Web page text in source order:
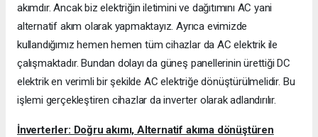
akımdır. Ancak biz elektriğin iletimini ve dağıtımını AC yani
alternatif akım olarak yapmaktayız. Ayrıca evimizde
kullandığımız hemen hemen tüm cihazlar da AC elektrik ile
çalışmaktadır. Bundan dolayı da güneş panellerinin ürettiği DC
elektrik en verimli bir şekilde AC elektriğe dönüştürülmelidir. Bu
işlemi gerçekleştiren cihazlar da inverter olarak adlandırılır.
İnverterler: Doğru akımı, Alternatif akıma dönüştüren